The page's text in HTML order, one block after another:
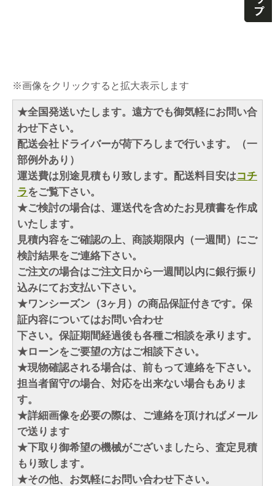
※画像をクリックすると拡大表示します
★全国発送いたします。遠方でも御気軽にお問い合
わせ下さい。
配送会社ドライバーが荷下ろしまで行います。（一
部例外あり）
運送費は別途見積もり致します。配送料目安はコチ
ラをご覧下さい。
★ご検討の場合は、運送代を含めたお見積書を作成
いたします。
見積内容をご確認の上、商談期限内（一週間）にご
検討結果をご連絡下さい。
ご注文の場合はご注文日から一週間以内に銀行振り
込みにてお支払い下さい。
★ワンシーズン（3ヶ月）の商品保証付きです。保
証内容についてはお問い合わせ
下さい。保証期間経過後も各種ご相談を承ります。
★ローンをご要望の方はご相談下さい。
★現物確認される場合は、前もって連絡を下さい。
担当者留守の場合、対応を出来ない場合もありま
す。
★詳細画像を必要の際は、ご連絡を頂ければメール
で送ります
★下取り御希望の機械がございましたら、査定見積
もり致します。
★その他、お気軽にお問い合わせ下さい。